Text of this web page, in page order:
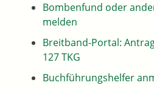
Bombenfund oder
melden
Breitband-Portal:
127 TKG
Buchführungshelfer